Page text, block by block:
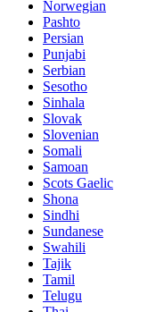
Norwegian
Pashto
Persian
Punjabi
Serbian
Sesotho
Sinhala
Slovak
Slovenian
Somali
Samoan
Scots Gaelic
Shona
Sindhi
Sundanese
Swahili
Tajik
Tamil
Telugu